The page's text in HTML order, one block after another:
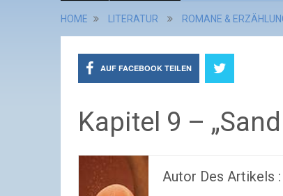
HOME LITERATUR ROMANE &
AUF FACEBOOK TEILEN
Kapitel 9 –
Autor Des Artikels :